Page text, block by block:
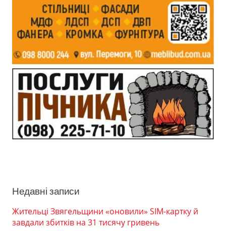
Недавні записи
Жительці Звягельщини «оновили» SIM-картку й
завдали збитків на 31 тисячу гривень